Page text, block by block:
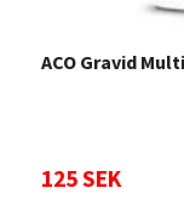
ACO Gravid
125 SEK